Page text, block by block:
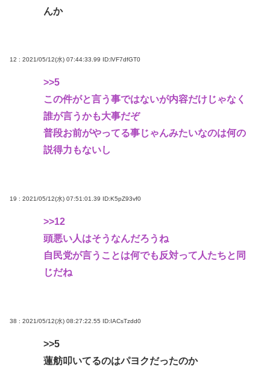
んか
12 : 2021/05/12(水) 07:44:33.99 ID:lVF7dfGT0
>>5
この件がと言う事ではないが内容だけじゃなく
誰が言うかも大事だぞ
普段お前がやってる事じゃんみたいなのは何の
説得力もないし
19 : 2021/05/12(水) 07:51:01.39 ID:K5pZ93vf0
>>12
頭悪い人はそうなんだろうね
自民党が言うことは何でも反対って人たちと同
じだね
38 : 2021/05/12(水) 08:27:22.55 ID:IACsTzdd0
>>5
蓮舫叩いてるのはパヨクだったのか